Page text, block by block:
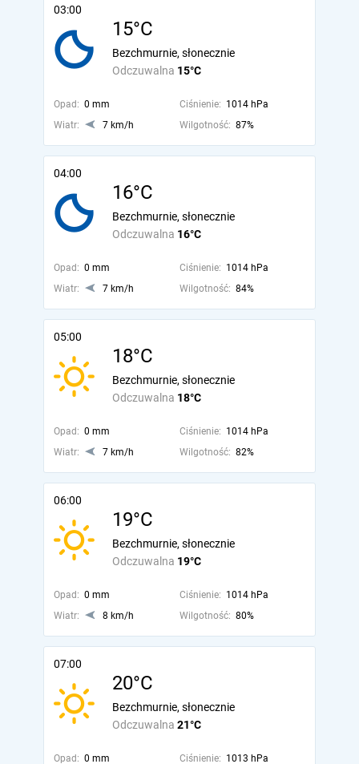
03:00
15°C
Odczuwalna 15°C
Bezchmurnie, słonecznie
Opad: 0 mm Ciśnienie: 1014 hPa
Wiatr:
7 km/h Wilgotność: 87%
04:00
16°C
Odczuwalna 16°C
Bezchmurnie, słonecznie
Opad: 0 mm Ciśnienie: 1014 hPa
Wiatr:
7 km/h Wilgotność: 84%
05:00
18°C
Odczuwalna 18°C
Bezchmurnie, słonecznie
Opad: 0 mm Ciśnienie: 1014 hPa
Wiatr:
7 km/h Wilgotność: 82%
06:00
19°C
Odczuwalna 19°C
Bezchmurnie, słonecznie
Opad: 0 mm Ciśnienie: 1014 hPa
Wiatr:
8 km/h Wilgotność: 80%
07:00
20°C
Odczuwalna 21°C
Bezchmurnie, słonecznie
Opad: 0 mm Ciśnienie: 1013 hPa